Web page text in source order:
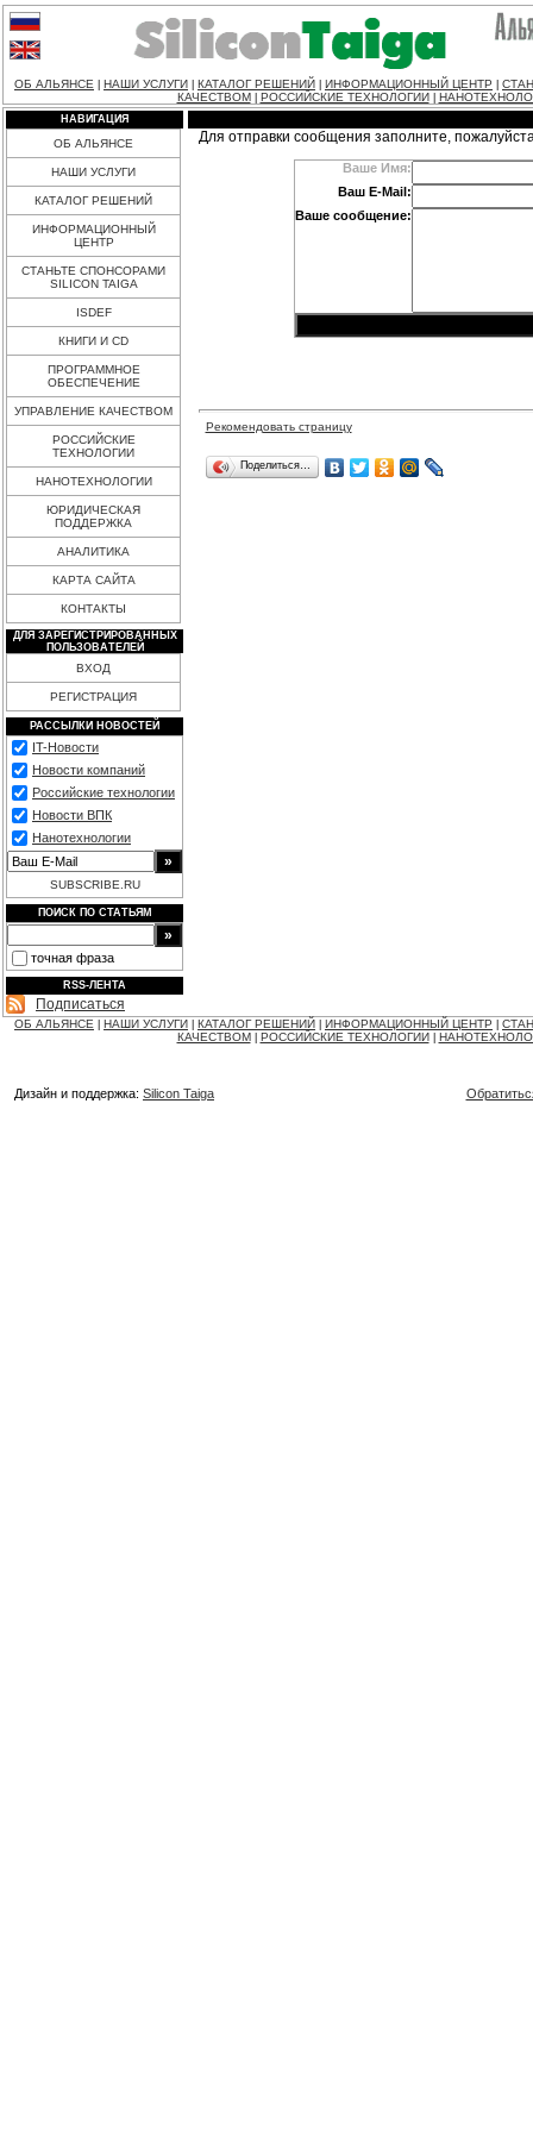
ОБ АЛЬЯНСЕ НАШИ УСЛУГИ КАТАЛОГ РЕШЕНИЙ ИНФОРМАЦИОННЫЙ ЦЕНТР
КАЧЕСТВОМ
РОССИЙСКИЕ ТЕХНОЛОГИИ
НАВИГАЦИЯ
ОБ АЛЬЯНСЕ
НАШИ УСЛУГИ
КАТАЛОГ РЕШЕНИЙ
ИНФОРМАЦИОННЫЙ
ЦЕНТР
СТАНЬТЕ СПОНСОРАМИ
SILICON TAIGA
ISDEF
КНИГИ И CD
ПРОГРАММНОЕ
ОБЕСПЕЧЕНИЕ
УПРАВЛЕНИЕ КАЧЕСТВОМ
РОССИЙСКИЕ
ТЕХНОЛОГИИ
НАНОТЕХНОЛОГИИ
ЮРИДИЧЕСКАЯ
ПОДДЕРЖКА
АНАЛИТИКА
КАРТА САЙТА
КОНТАКТЫ
ДЛЯ ЗАРЕГИСТРИРОВАННЫХ
ПОЛЬЗОВАТЕЛЕЙ
ВХОД
РЕГИСТРАЦИЯ
РАССЫЛКИ НОВОСТЕЙ
IT-Новости
Новости компаний
Российские технологии
Новости ВПК
Нанотехнологии
SUBSCRIBE.RU
ПОИСК ПО СТАТЬЯМ
точная фраза
RSS-ЛЕНТА
Подписаться
Для отправки сообщения заполните,
Ваше Имя:
Ваш E-Mail:
Ваше сообщение:
Рекомендовать страницу
Поделиться…
ОБ АЛЬЯНСЕ НАШИ УСЛУГИ КАТАЛОГ РЕШЕНИЙ ИНФОРМАЦИОННЫЙ ЦЕНТР
КАЧЕСТВОМ
РОССИЙСКИЕ ТЕХНОЛОГИИ
Дизайн и поддержка: Silicon Taiga